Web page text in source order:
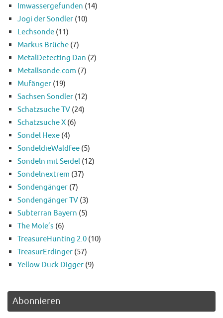
Imwassergefunden (14)
Jogi der Sondler (10)
Lechsonde (11)
Markus Brüche (7)
MetalDetecting Dan (2)
Metallsonde.com (7)
Mufänger (19)
Sachsen Sondler (12)
Schatzsuche TV (24)
Schatzsuche X (6)
Sondel Hexe (4)
SondeldieWaldfee (5)
Sondeln mit Seidel (12)
Sondelnextrem (37)
Sondengänger (7)
Sondengänger TV (3)
Subterran Bayern (5)
The Mole’s (6)
TreasureHunting 2.0 (10)
TreasurErdinger (57)
Yellow Duck Digger (9)
Abonnieren